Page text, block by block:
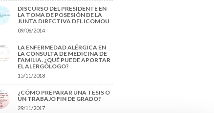
DISCURSO DEL PRESIDENTE EN
LA TOMA DE POSESIÓN DE LA
JUNTA DIRECTIVA DEL ICOMOU
09/06/2014
LA ENFERMEDAD ALÉRGICA EN
LA CONSULTA DE MEDICINA DE
FAMILIA. ¿QUÉ PUEDE APORTAR
EL ALERGÓLOGO?
15/11/2018
¿CÓMO PREPARAR UNA TESIS O
UN TRABAJO FIN DE GRADO?
29/11/2017